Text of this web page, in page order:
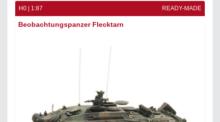
H0 | 1:87 READY-MADE
Beobachtungspanzer Flecktarn